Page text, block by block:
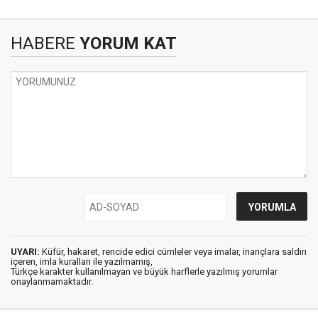
HABERE YORUM KAT
UYARI: Küfür, hakaret, rencide edici cümleler veya imalar, inançlara saldırı
içeren, imla kuralları ile yazılmamış,
Türkçe karakter kullanılmayan ve büyük harflerle yazılmış yorumlar
onaylanmamaktadır.